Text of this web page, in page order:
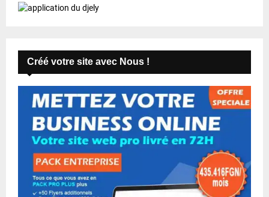
Créé votre site avec Nous !